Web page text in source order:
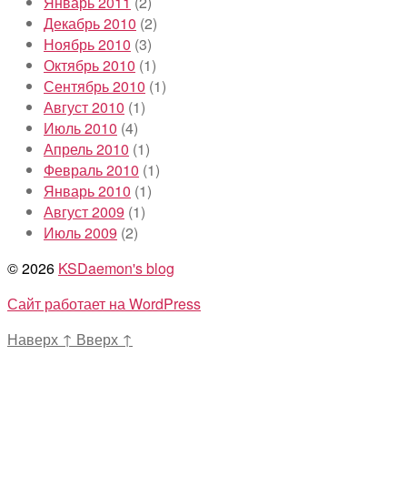
Декабрь 2010 (2)
Ноябрь 2010 (3)
Октябрь 2010 (1)
Сентябрь 2010 (1)
Август 2010 (1)
Июль 2010 (4)
Апрель 2010 (1)
Февраль 2010 (1)
Январь 2010 (1)
Август 2009 (1)
Июль 2009 (2)
© 2026 KSDaemon's blog
Сайт работает на WordPress
Наверх ↑ Вверх ↑